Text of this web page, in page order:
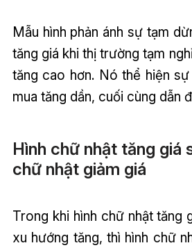
Mẫu hình phản ánh sự tạm
tăng giá khi thị trường tạm
tăng cao hơn. Nó thể hiện
mua tăng dần, cuối cùng dẫn
Hình chữ nhật tăng giá
chữ nhật giảm giá
Trong khi hình chữ nhật tăng
xu hướng tăng, thì hình chữ